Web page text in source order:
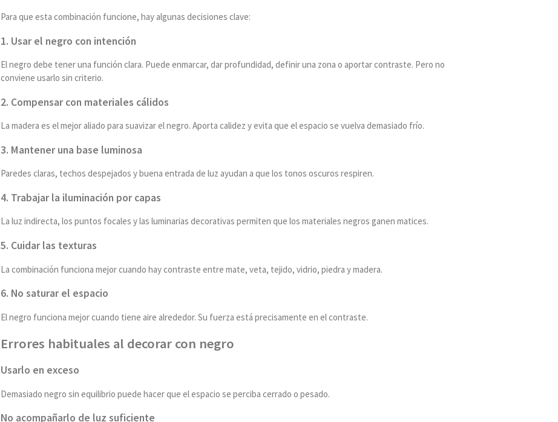
Para que esta combinación funcione, hay algunas decisiones clave:
1. Usar el negro con intención
El negro debe tener una función clara. Puede enmarcar, dar profundidad, definir una zona o aportar contraste. Pero no
conviene usarlo sin criterio.
2. Compensar con materiales cálidos
La madera es el mejor aliado para suavizar el negro. Aporta calidez y evita que el espacio se vuelva demasiado frío.
3. Mantener una base luminosa
Paredes claras, techos despejados y buena entrada de luz ayudan a que los tonos oscuros respiren.
4. Trabajar la iluminación por capas
La luz indirecta, los puntos focales y las luminarias decorativas permiten que los materiales negros ganen matices.
5. Cuidar las texturas
La combinación funciona mejor cuando hay contraste entre mate, veta, tejido, vidrio, piedra y madera.
6. No saturar el espacio
El negro funciona mejor cuando tiene aire alrededor. Su fuerza está precisamente en el contraste.
Errores habituales al decorar con negro
Usarlo en exceso
Demasiado negro sin equilibrio puede hacer que el espacio se perciba cerrado o pesado.
No acompañarlo de luz suficiente